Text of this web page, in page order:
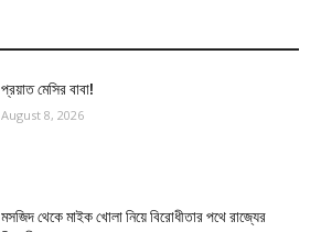
প্রয়াত মেসির বাবা!
August 8, 2026
মসজিদ থেকে মাইক খোলা নিয়ে বিরোধীতার পথে রাজ্যের